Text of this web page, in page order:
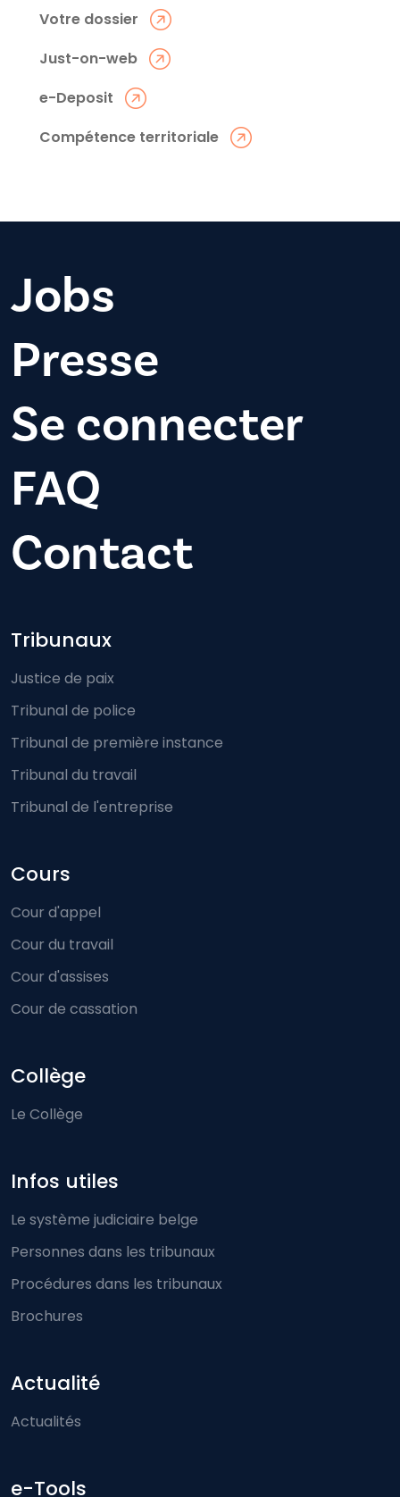
Votre dossier
Just-on-web
e-Deposit
Compétence territoriale
Jobs
Presse
Se connecter
FAQ
Contact
Footer-menu
Tribunaux
Justice de paix
Tribunal de police
Tribunal de première instance
Tribunal du travail
Tribunal de l'entreprise
Cours
Cour d'appel
Cour du travail
Cour d'assises
Cour de cassation
Collège
Le Collège
Infos utiles
Le système judiciaire belge
Personnes dans les tribunaux
Procédures dans les tribunaux
Brochures
Actualité
Actualités
e-Tools